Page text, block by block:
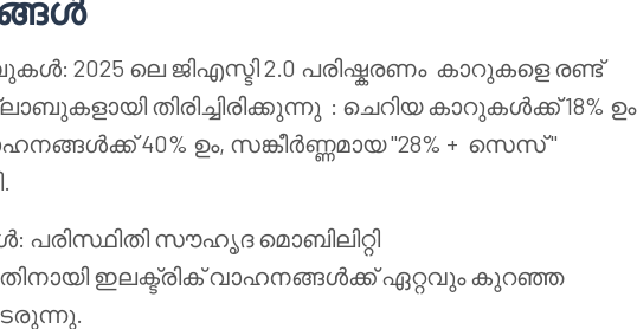
2025 ലെ ജിഎസ്ടി 2.0 പരിഷ്കരണം കാറുകളെ രണ്ട്
തിരിച്ചിരിക്കുന്നു : ചെറിയ കാറുകൾക്ക് 18% ഉം
40% ഉം, സങ്കീർണ്ണമായ "28% + സെസ്"
പരിസ്ഥിതി സൗഹൃദ മൊബിലിറ്റി
ഇലക്ട്രിക് വാഹനങ്ങൾക്ക് ഏറ്റവും കുറഞ്ഞ